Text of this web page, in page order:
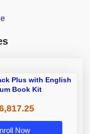
Plus with English
Book Kit
Now